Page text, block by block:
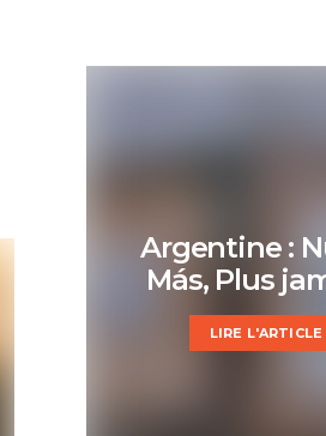
Argentine :
Más, Plus
LIRE L'ARTICLE